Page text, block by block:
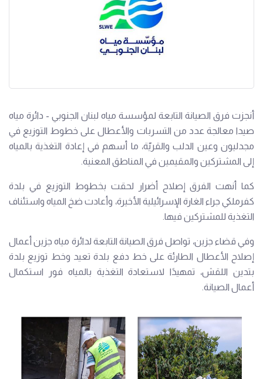
أنجزت فرق الصيانة التابعة لمؤسسة مياه لبنان الجنوبي - دائرة مياه
صيدا معالجة عدد من التسربات والأعطال على خطوط التوزيع في
مجدليون وعين الدلب والقريّة، ما أسهم في إعادة التغذية بالمياه
إلى المشتركين والمقيمين في المناطق المعنية.
كما أنهت الفرق إصلاح أضرار لحقت بخطوط التوزيع في بلدة
كفرملكي جراء الغارة الإسرائيلية الأخيرة، وأعادت ضخ المياه واستئناف
التغذية للمشتركين فيها.
وفي قضاء جزين، تواصل فرق الصيانة التابعة لدائرة مياه جزين أعمال
إصلاح الأعطال الطارئة على خط دفع بلدة تعيد وخط توزيع بلدة
بتدين اللقش، تمهيدًا لاستعادة التغذية بالمياه فور استكمال
أعمال الصيانة.